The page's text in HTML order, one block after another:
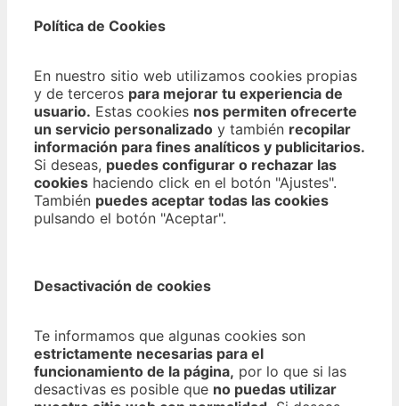
Política de Cookies
En nuestro sitio web utilizamos cookies propias
y de terceros para mejorar tu experiencia de
usuario. Estas cookies nos permiten ofrecerte
un servicio personalizado y también recopilar
información para fines analíticos y publicitarios.
Si deseas, puedes configurar o rechazar las
cookies haciendo click en el botón "Ajustes".
También puedes aceptar todas las cookies
pulsando el botón "Aceptar".
Desactivación de cookies
Te informamos que algunas cookies son
estrictamente necesarias para el
funcionamiento de la página, por lo que si las
desactivas es posible que no puedas utilizar